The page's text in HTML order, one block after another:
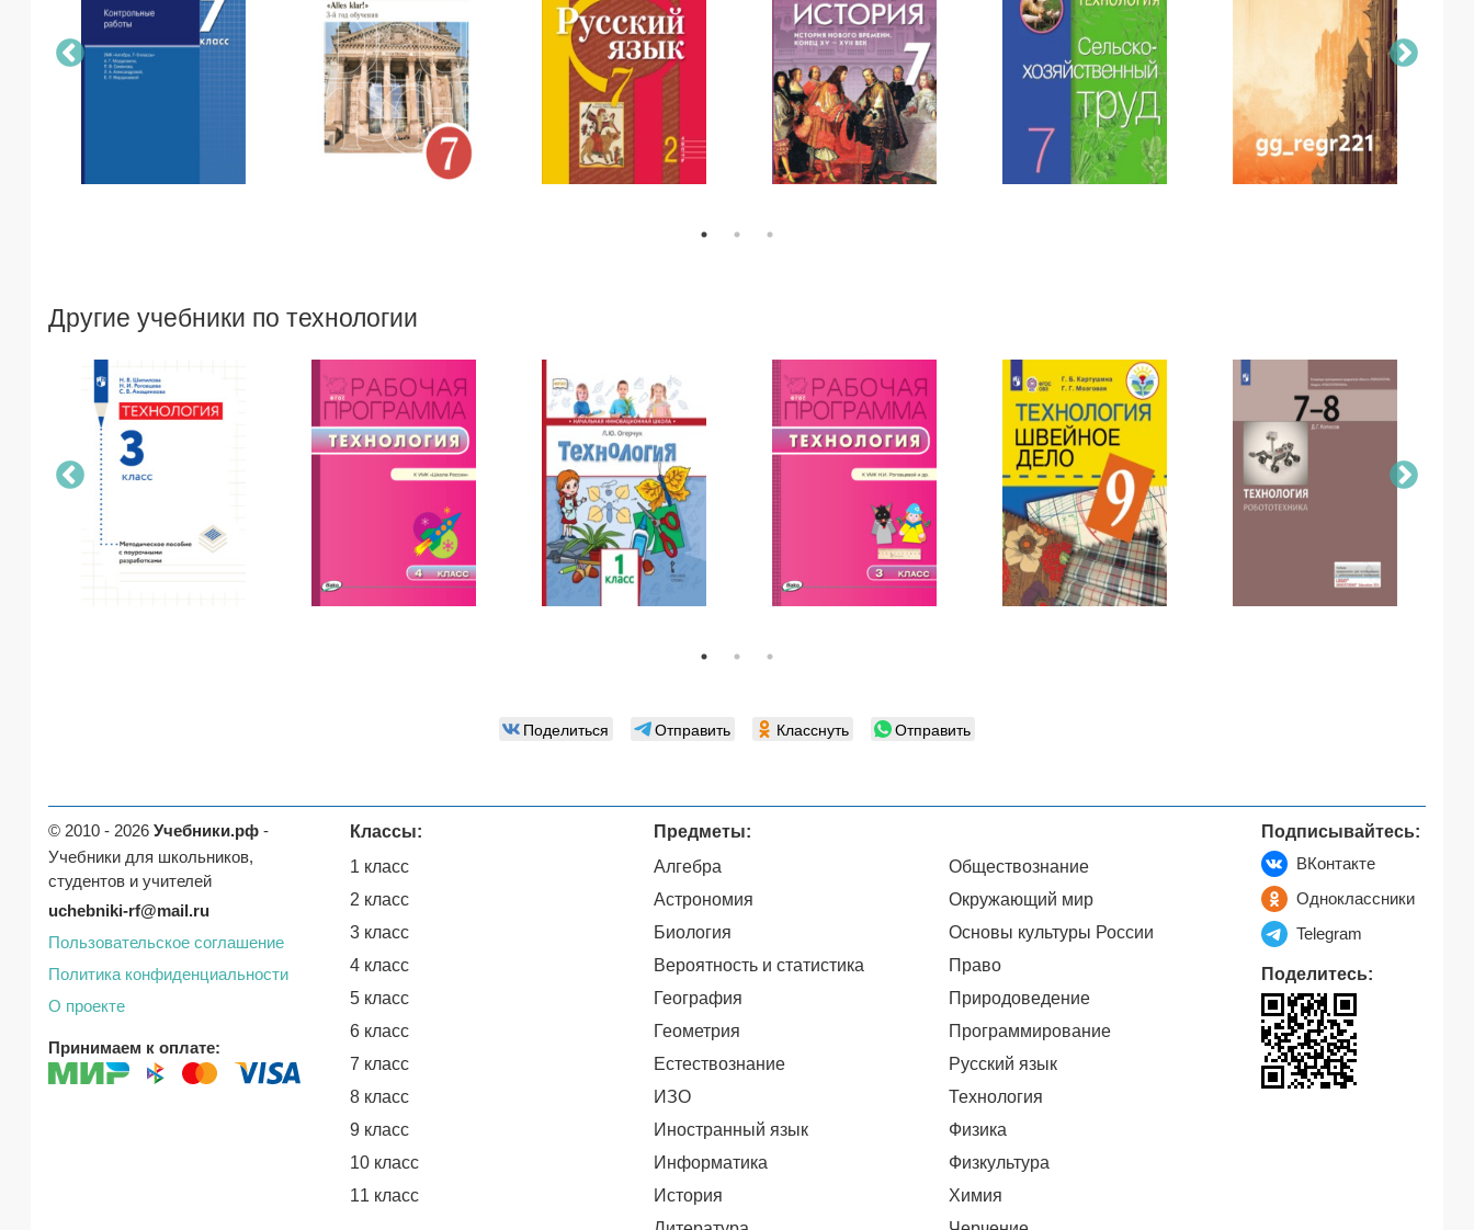
Другие учебники по технологии
Поделиться Отправить Класснуть Отправить
© 2010 - 2026 Учебники.рф -
Учебники для школьников,
студентов и учителей
uchebniki-rf@mail.ru
Пользовательское соглашение
Политика конфиденциальности
О проекте
Принимаем к оплате:
Классы:
1 класс
2 класс
3 класс
4 класс
5 класс
6 класс
7 класс
8 класс
9 класс
10 класс
11 класс
Предметы:
Алгебра
Астрономия
Биология
Вероятность и статистика
География
Геометрия
Естествознание
ИЗО
Иностранный язык
Информатика
История
Обществознание
Окружающий мир
Основы культуры России
Право
Природоведение
Программирование
Русский язык
Технология
Физика
Физкультура
Химия
Подписывайтесь:
ВКонтакте
Одноклассники
Telegram
Поделитесь: